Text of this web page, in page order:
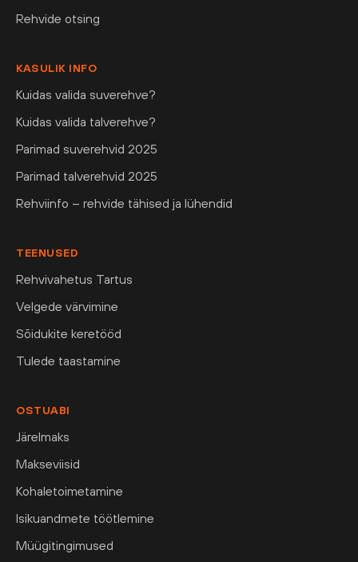
Rehvide otsing
KASULIK INFO
Kuidas valida suverehve?
Kuidas valida talverehve?
Parimad suverehvid 2025
Parimad talverehvid 2025
Rehviinfo – rehvide tähised ja lühendid
TEENUSED
Rehvivahetus Tartus
Velgede värvimine
Sõidukite keretööd
Tulede taastamine
OSTUABI
Järelmaks
Makseviisid
Kohaletoimetamine
Isikuandmete töötlemine
Müügitingimused